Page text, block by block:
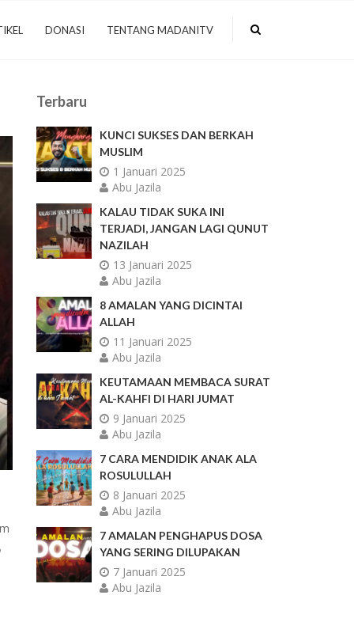
DONASI TENTANG MADANITV
Terbaru
KUNCI SUKSES DAN BERKAH
MUSLIM
1 Januari 2025
Abu Jazila
KALAU TIDAK SUKA INI
TERJADI, JANGAN LAGI QUNUT
NAZILAH
13 Januari 2025
Abu Jazila
8 AMALAN YANG DICINTAI
ALLAH
11 Januari 2025
Abu Jazila
KEUTAMAAN MEMBACA SURAT
AL-KAHFI DI HARI JUMAT
9 Januari 2025
Abu Jazila
7 CARA MENDIDIK ANAK ALA
ROSULULLAH
8 Januari 2025
Abu Jazila
7 AMALAN PENGHAPUS DOSA
YANG SERING DILUPAKAN
7 Januari 2025
Abu Jazila